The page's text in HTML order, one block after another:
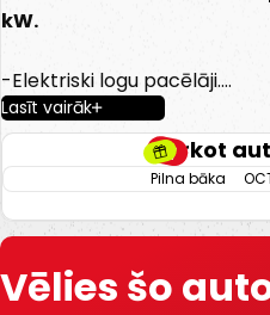
Pērkot
Pilna bāka
kW.
-Elektriski logu pacēlāji.
-Pusādas salons.
-Elektriski regulējami un
spoguļi.
-Kondicionieris.
-Klimata kontrole.
-Multifunkcionāla stūre.
Lasīt vairāk
Vēlies šo